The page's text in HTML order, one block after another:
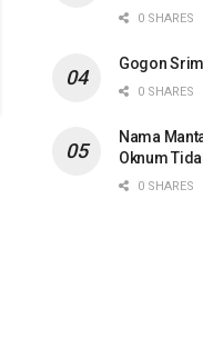
0 SHARES
Gogon
0 SHARES
Nama
Oknum
0 SHARES